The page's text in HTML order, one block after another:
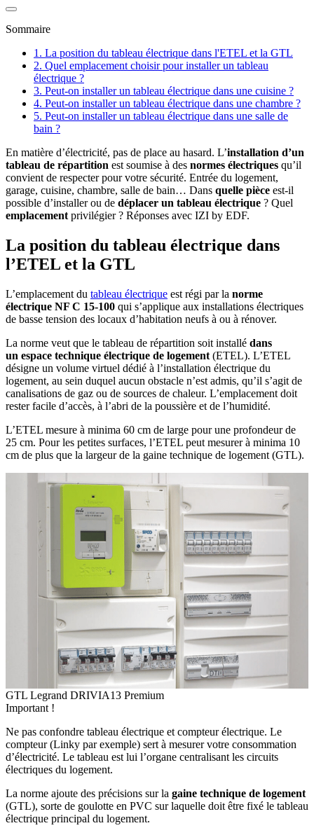
Sommaire
1. La position du tableau électrique dans l'ETEL et la GTL
2. Quel emplacement choisir pour installer un tableau
électrique ?
3. Peut-on installer un tableau électrique dans une cuisine ?
4. Peut-on installer un tableau électrique dans une chambre ?
5. Peut-on installer un tableau électrique dans une salle de
bain ?
En matière d’électricité, pas de place au hasard. L’installation d’un
tableau de répartition est soumise à des normes électriques qu’il
convient de respecter pour votre sécurité. Entrée du logement,
garage, cuisine, chambre, salle de bain… Dans quelle pièce est-il
possible d’installer ou de déplacer un tableau électrique ? Quel
emplacement privilégier ? Réponses avec IZI by EDF.
La position du tableau électrique dans
l’ETEL et la GTL
L’emplacement du tableau électrique est régi par la norme
électrique NF C 15-100 qui s’applique aux installations électriques
de basse tension des locaux d’habitation neufs à ou à rénover.
La norme veut que le tableau de répartition soit installé dans
un espace technique électrique de logement (ETEL). L’ETEL
désigne un volume virtuel dédié à l’installation électrique du
logement, au sein duquel aucun obstacle n’est admis, qu’il s’agit de
canalisations de gaz ou de sources de chaleur. L’emplacement doit
rester facile d’accès, à l’abri de la poussière et de l’humidité.
L’ETEL mesure à minima 60 cm de large pour une profondeur de
25 cm. Pour les petites surfaces, l’ETEL peut mesurer à minima 10
cm de plus que la largeur de la gaine technique de logement (GTL).
GTL Legrand DRIVIA13 Premium
Important !
Ne pas confondre tableau électrique et compteur électrique. Le
compteur (Linky par exemple) sert à mesurer votre consommation
d’électricité. Le tableau est lui l’organe centralisant les circuits
électriques du logement.
La norme ajoute des précisions sur la gaine technique de logement
(GTL), sorte de goulotte en PVC sur laquelle doit être fixé le tableau
électrique principal du logement.